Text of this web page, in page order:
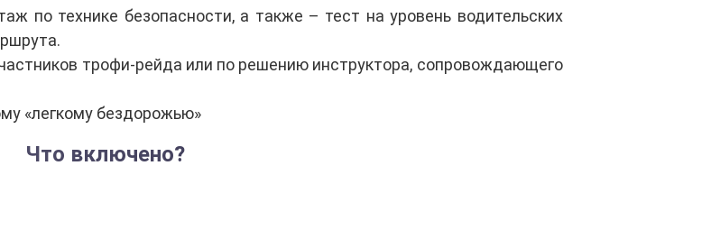
по технике безопасности, а также – тест на уровень водительских
трофи-рейда или по решению инструктора, сопровождающего
«легкому бездорожью»
Что включено?